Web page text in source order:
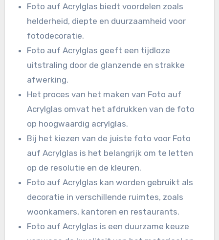
Foto auf Acrylglas biedt voordelen zoals
helderheid, diepte en duurzaamheid voor
fotodecoratie.
Foto auf Acrylglas geeft een tijdloze
uitstraling door de glanzende en strakke
afwerking.
Het proces van het maken van Foto auf
Acrylglas omvat het afdrukken van de foto
op hoogwaardig acrylglas.
Bij het kiezen van de juiste foto voor Foto
auf Acrylglas is het belangrijk om te letten
op de resolutie en de kleuren.
Foto auf Acrylglas kan worden gebruikt als
decoratie in verschillende ruimtes, zoals
woonkamers, kantoren en restaurants.
Foto auf Acrylglas is een duurzame keuze